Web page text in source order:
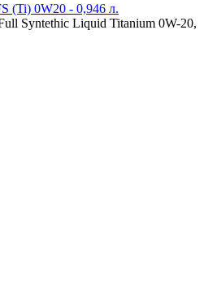
(Ti) 0W20 - 0,946 л.
Syntethic Liquid Titanium 0W-20,